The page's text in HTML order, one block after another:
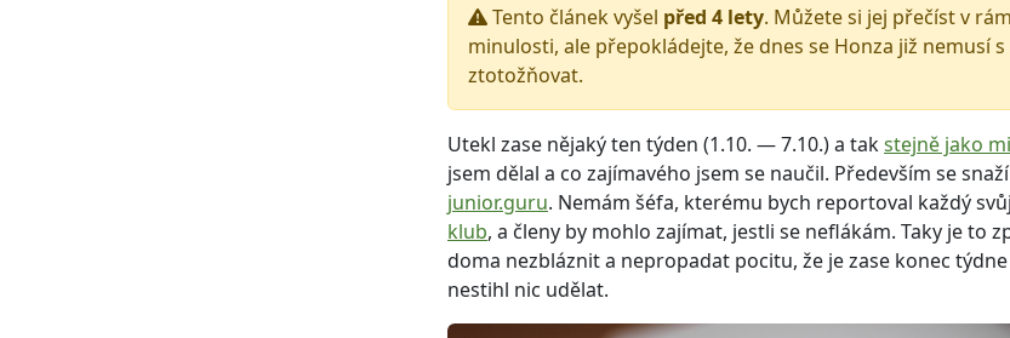
Tento článek vyšel před 4 lety. Můžete si jej přečíst v
minulosti, ale přepokládejte, že dnes se Honza již nemusí
ztotožňovat.
Utekl zase nějaký ten týden (1.10. — 7.10.) a takstejně jako
jsem dělal a co zajímavého jsem se naučil. Především se
junior.guru. Nemám šéfa, kterému bych reportoval každý
klub, a členy by mohlo zajímat, jestli se neflákám. Taky je to
doma nezbláznit a nepropadat pocitu, že je zase konec
nestihl nic udělat.